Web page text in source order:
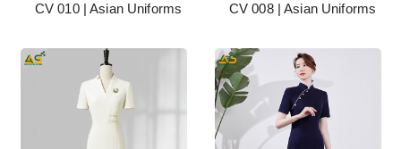
CV 010 | Asian Uniforms
CV 008 | Asian Uniforms